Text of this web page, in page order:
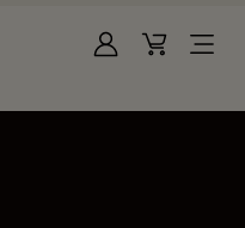
IniciarCart
Open